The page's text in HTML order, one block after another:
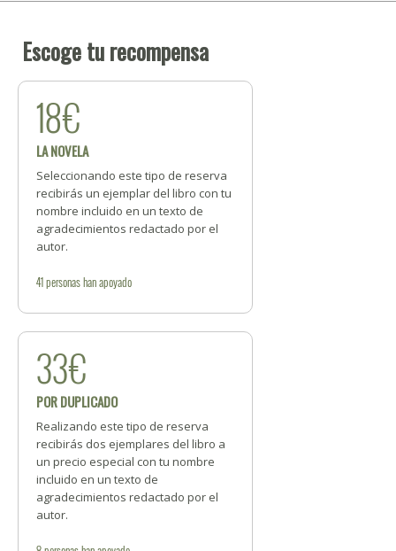
Escoge tu recompensa
18€
LA NOVELA
Seleccionando este tipo de reserva
recibirás un ejemplar del libro con tu
nombre incluido en un texto de
agradecimientos redactado por el
autor.
41personashan apoyado
33€
POR DUPLICADO
Realizando este tipo de reserva
recibirás dos ejemplares del libro a
un precio especial con tu nombre
incluido en un texto de
agradecimientos redactado por el
autor.